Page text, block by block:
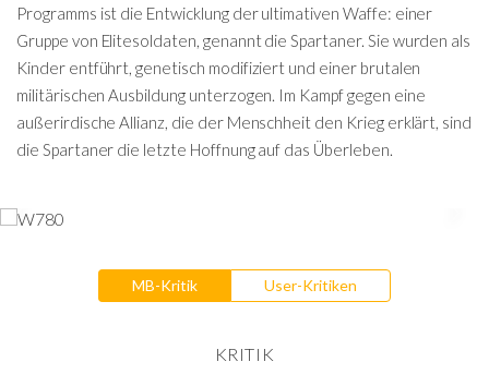
Programms ist die Entwicklung der ultimativen Waffe: einer
Gruppe von Elitesoldaten, genannt die Spartaner. Sie wurden als
Kinder entführt, genetisch modifiziert und einer brutalen
militärischen Ausbildung unterzogen. Im Kampf gegen eine
außerirdische Allianz, die der Menschheit den Krieg erklärt, sind
die Spartaner die letzte Hoffnung auf das Überleben.
MB-Kritik User-Kritiken
KRITIK